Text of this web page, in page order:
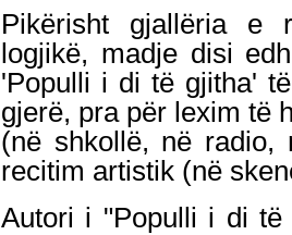
Pikërisht gjallëria e
logjikë, madje disi
'Populli i di të gjitha'
gjerë, pra për lexim të
(në shkollë, në radio,
recitim artistik (në
Autori i "Populli i di